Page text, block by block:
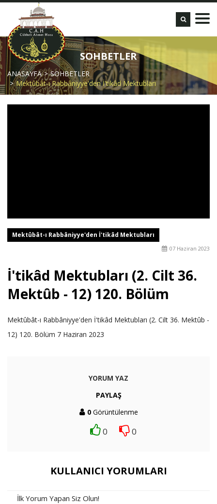
SOHBETLER
ANASAYFA
SOHBETLER
Mektûbât-ı Rabbâniyye'den İ'tikâd Mektubları
Mektûbât-ı Rabbâniyye'den İ'tikâd Mektubları
07 Haziran 2023
İ'tikâd Mektubları (2. Cilt 36.
Mektûb - 12) 120. Bölüm
Mektûbât-ı Rabbâniyye'den İ'tikâd Mektubları (2. Cilt 36. Mektûb -
12) 120. Bölüm 7 Haziran 2023
YORUM YAZ
PAYLAŞ
0Görüntülenme
0 0
KULLANICI YORUMLARI
İlk Yorum Yapan Siz Olun!